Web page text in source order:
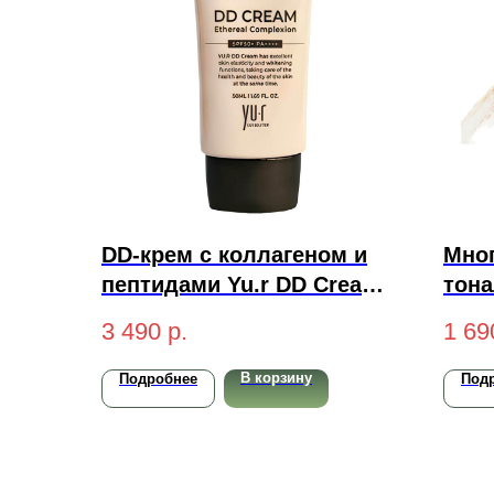
DD-крем с коллагеном и
пептидами Yu.r DD Cream
SPF50+ PA++++ (light-
светлый) 50 мл
3 490 р.
Подробнее В корзину
3-in-
1